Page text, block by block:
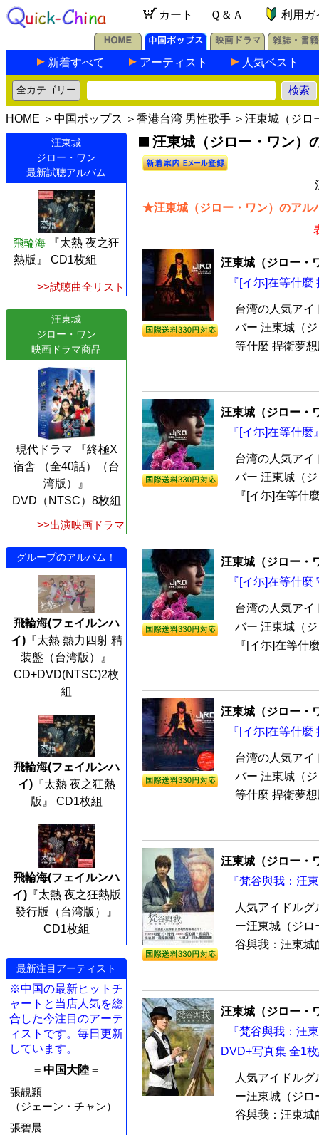
カート Ｑ＆Ａ 利用ガ
新着すべて アーティスト 人気ベスト
HOME ＞ 中国ポップス ＞ 香港台湾 男性歌手 ＞汪東城（ジロ
汪東城
ジロー・ワン
最新試聴アルバム
飛輪海
『太熱 夜之狂
熱版』 CD1枚組
>>試聴曲全リスト
汪東城
ジロー・ワン
映画ドラマ商品
現代ドラマ 『終極X
宿舎 （全40話）（台
湾版）』
DVD（NTSC）8枚組
>>出演映画ドラマ
グループのアルバム！
飛輪海(フェイルンハ
イ)『太熱 熱力四射 精
装盤（台湾版）』
CD+DVD(NTSC)2枚
組
飛輪海(フェイルンハ
イ)『太熱 夜之狂熱
版』 CD1枚組
飛輪海(フェイルンハ
イ)『太熱 夜之狂熱版
發行版（台湾版）』
CD1枚組
最新注目アーティスト
※中国の最新ヒットチ
ャートと当店人気を総
合した今注目のアーテ
ィストです。毎日更新
しています。
= 中国大陸 =
張靚穎
（ジェーン・チャン）
張碧晨
汪東城（ジロー・ワン）
★汪東城（ジロー・ワン）のアル
汪東城（ジロー・
『[イ尓]在等什
台湾の人気アイ
バー 汪東城（
等什麼 捍衛夢
汪東城（ジロー・
『[イ尓]在等什
台湾の人気アイ
バー 汪東城（
『[イ尓]在等什
汪東城（ジロー・
『[イ尓]在等什
台湾の人気アイ
バー 汪東城（
『[イ尓]在等什
汪東城（ジロー・
『[イ尓]在等什
台湾の人気アイ
バー 汪東城（
等什麼 捍衛夢
汪東城（ジロー・
『梵谷與我：汪
人気アイドル
ー汪東城（ジロ
谷與我：汪東城
汪東城（ジロー・
『梵谷與我：汪
DVD+写真集 全1
人気アイドル
ー汪東城（ジロ
谷與我：汪東城